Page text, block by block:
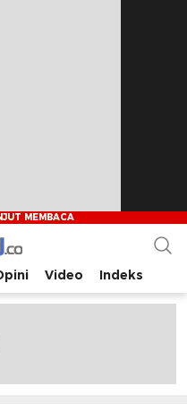
bagi pembaca
Video Indeks